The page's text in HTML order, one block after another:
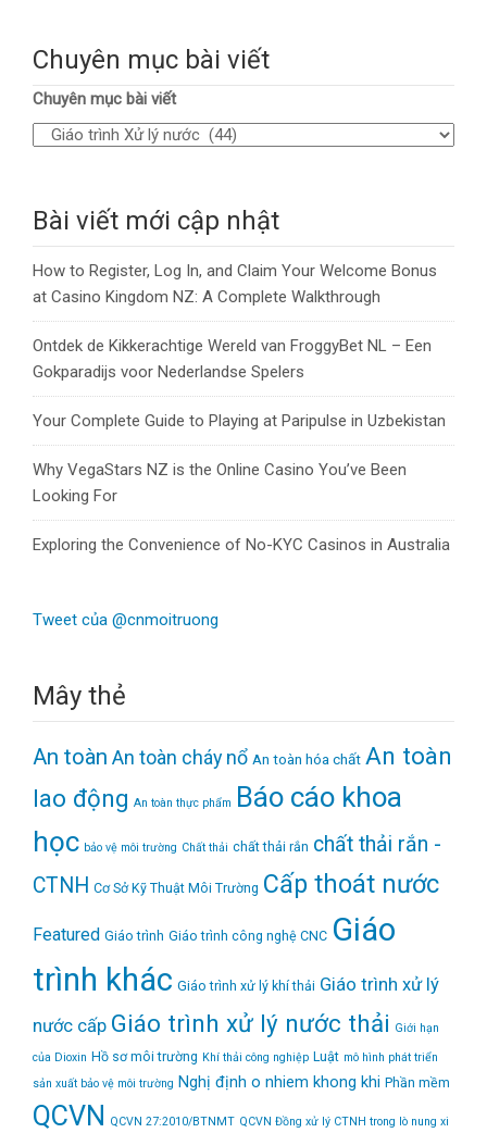
Chuyên mục bài viết
Chuyên mục bài viết
Bài viết mới cập nhật
How to Register, Log In, and Claim Your Welcome Bonus
at Casino Kingdom NZ: A Complete Walkthrough
Ontdek de Kikkerachtige Wereld van FroggyBet NL – Een
Gokparadijs voor Nederlandse Spelers
Your Complete Guide to Playing at Paripulse in Uzbekistan
Why VegaStars NZ is the Online Casino You’ve Been
Looking For
Exploring the Convenience of No-KYC Casinos in Australia
Tweet của @cnmoitruong
Mây thẻ
An toàn An toàn cháy nổ An toàn hóa chất An toàn
lao động An toàn thực phẩm Báo cáo khoa
học bảo vệ môi trường Chất thải chất thải rắn chất thải rắn -
CTNH Cơ Sở Kỹ Thuật Môi Trường Cấp thoát nước
Featured Giáo trình Giáo trình công nghệ CNC Giáo
trình khác Giáo trình xử lý khí thải Giáo trình xử lý
nước cấp Giáo trình xử lý nước thải Giới hạn
của Dioxin Hồ sơ môi trường Khí thải công nghiệp Luật mô hình phát triển
sản xuất bảo vệ môi trường Nghị định o nhiem khong khi Phần mềm
QCVN QCVN 27:2010/BTNMT QCVN Đồng xử lý CTNH trong lò nung xi